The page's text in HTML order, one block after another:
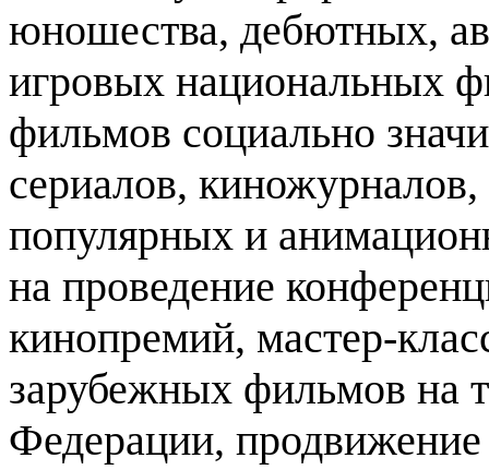
юношества, дебютных,
игровых национальных
фильмов социально
сериалов, киножурналов,
популярных и
на проведение
кинопремий, мастер-
зарубежных фильмов на
Федерации,